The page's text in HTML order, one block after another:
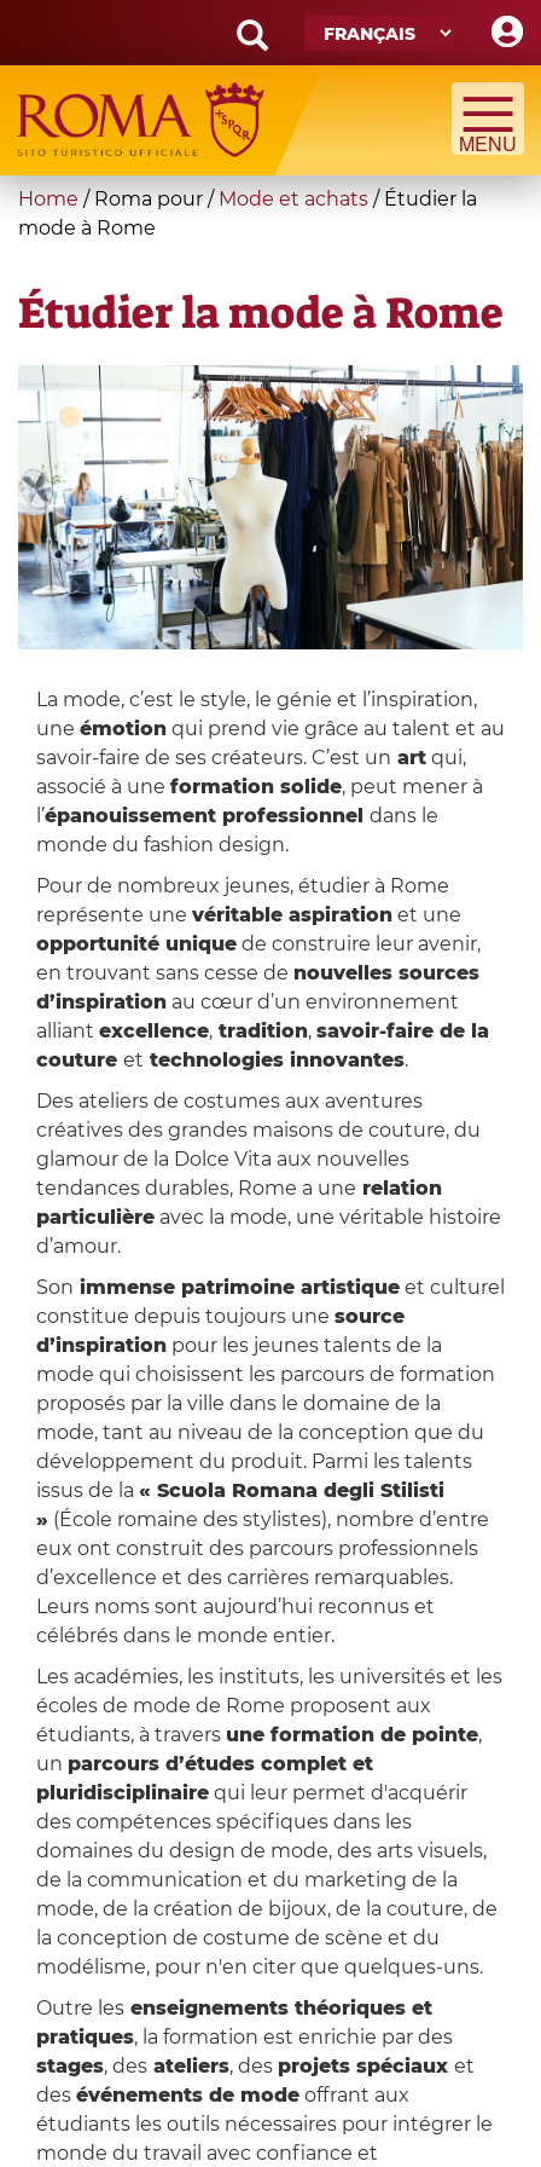
main
content
Search
form
Recherche
You
are
here
Home / Roma pour / Mode et achats / Étudier la
mode à Rome
Étudier la mode à Rome
La mode, c’est le style, le génie et l’inspiration,
une émotionqui prend vie grâce au talent et au
savoir-faire de ses créateurs. C’est un artqui,
associé à une formation solide, peut mener à
l’épanouissement professionnel dans le
monde du fashion design.
Pour de nombreux jeunes, étudier à Rome
représente une véritable aspirationet une
opportunité uniquede construire leur avenir,
en trouvant sans cesse de nouvelles sources
d’inspirationau cœur d’un environnement
alliant excellence,tradition, savoir-faire de la
couture et technologies innovantes.
Des ateliers de costumes aux aventures
créatives des grandes maisons de couture, du
glamour de la Dolce Vita aux nouvelles
tendances durables, Rome a une relation
particulièreavec la mode, une véritable histoire
d’amour.
Son immense patrimoine artistiqueet culturel
constitue depuis toujours une source
d’inspirationpour les jeunes talents de la
mode qui choisissent les parcours de formation
proposés par la ville dans le domaine de la
mode, tant au niveau de la conception que du
développement du produit. Parmi les talents
issus de la « Scuola Romana degli Stilisti
» (École romaine des stylistes), nombre d’entre
eux ont construit des parcours professionnels
d’excellence et des carrières remarquables.
Leurs noms sont aujourd’hui reconnus et
célébrés dans le monde entier.
Les académies, les instituts, les universités et les
écoles de mode de Rome proposent aux
étudiants, à travers une formation de pointe,
un parcours d’études complet et
pluridisciplinairequi leur permet d'acquérir
des compétences spécifiques dans les
domaines du design de mode, des arts visuels,
de la communication et du marketing de la
mode, de la création de bijoux, de la couture, de
la conception de costume de scène et du
modélisme, pour n'en citer que quelques-uns.
Outre lesenseignements théoriques et
pratiques, la formation est enrichie par des
stages, desateliers, des projets spéciaux et
des événements de modeoffrant aux
étudiants les outils nécessaires pour intégrer le
monde du travail avec confiance et